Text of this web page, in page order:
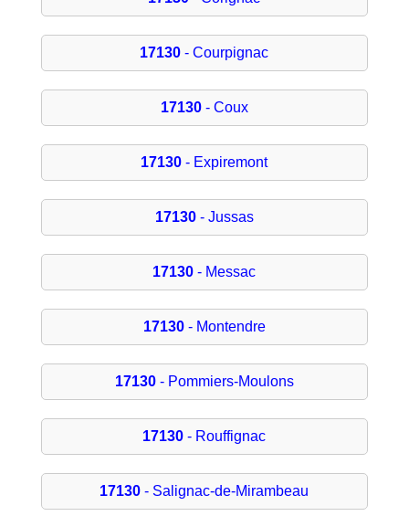
17130 - Courpignac
17130- Coux
17130 - Expiremont
17130- Jussas
17130 - Messac
17130- Montendre
17130- Pommiers-Moulons
17130 - Rouffignac
17130 - Salignac-de-Mirambeau